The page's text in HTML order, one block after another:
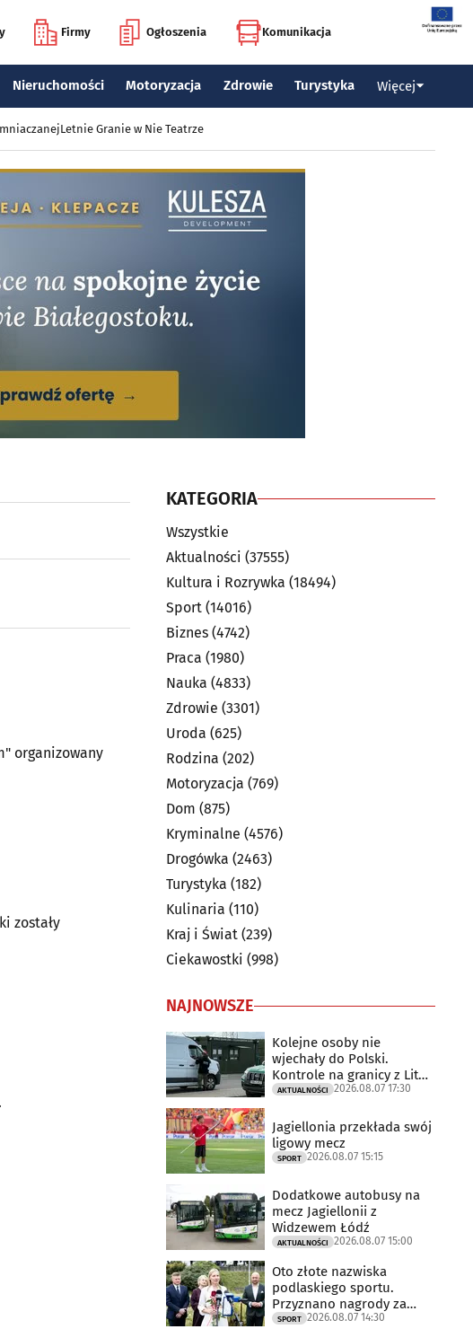
Firmy Ogłoszenia Komunikacja
Nieruchomości Motoryzacja Zdrowie Turystyka Więcej
Letnie Granie w Nie Teatrze
zostały
KATEGORIA
Wszystkie
Aktualności (37555)
Kultura i Rozrywka (18494)
Sport (14016)
Biznes (4742)
Praca (1980)
Nauka (4833)
Zdrowie (3301)
Uroda (625)
Rodzina (202)
Motoryzacja (769)
Dom (875)
Kryminalne (4576)
Drogówka (2463)
Turystyka (182)
Kulinaria (110)
Kraj i Świat (239)
Ciekawostki (998)
NAJNOWSZE
Kolejne osoby nie
wjechały do Polski.
Kontrole na granicy z Litwą
trwają
AKTUALNOŚCI 2026.08.07 17:30
Jagiellonia przekłada swój
ligowy mecz
SPORT 2026.08.07 15:15
Dodatkowe autobusy na
mecz Jagiellonii z
Widzewem Łódź
AKTUALNOŚCI 2026.08.07 15:00
Oto złote nazwiska
podlaskiego sportu.
Przyznano nagrody za
2025 rok
SPORT 2026.08.07 14:30